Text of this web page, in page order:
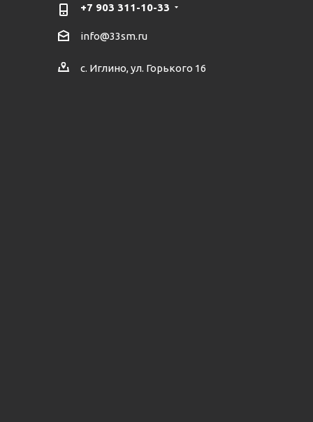
+7 903 311-10-33
info@33sm.ru
с. Иглино, ул. Горького 16